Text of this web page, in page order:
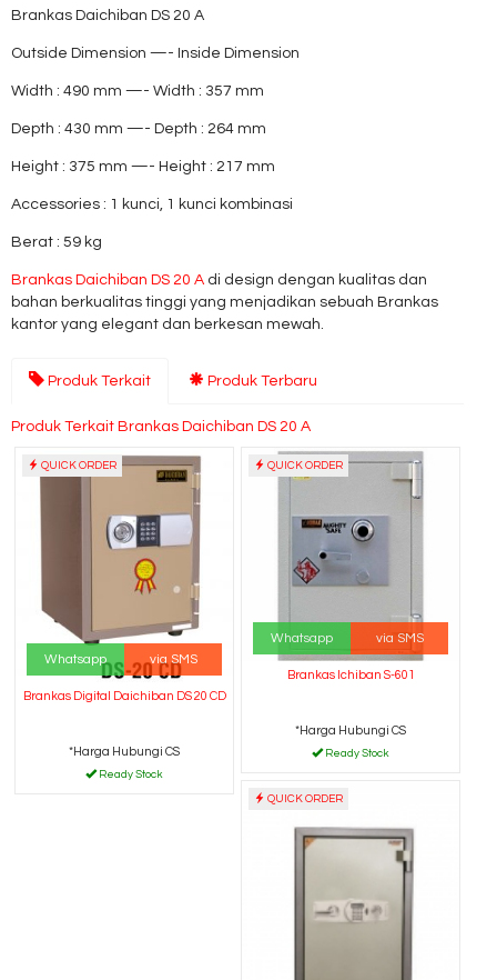
Brankas Daichiban DS 20 A
Outside Dimension —- Inside Dimension
Width : 490 mm —- Width : 357 mm
Depth : 430 mm —- Depth : 264 mm
Height : 375 mm —- Height : 217 mm
Accessories : 1 kunci, 1 kunci kombinasi
Berat : 59 kg
Brankas Daichiban DS 20 A di design dengan kualitas dan
bahan berkualitas tinggi yang menjadikan sebuah Brankas
kantor yang elegant dan berkesan mewah.
Produk Terkait Produk Terbaru
Produk Terkait Brankas Daichiban DS 20 A
QUICK ORDER
Whatsapp via SMS
Brankas Digital Daichiban DS 20 CD
*Harga Hubungi CS
Ready Stock
QUICK ORDER
Whatsapp via SMS
Brankas Ichiban S-601
*Harga Hubungi CS
Ready Stock
QUICK ORDER